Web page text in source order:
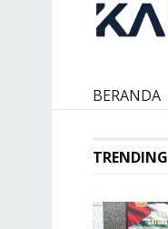
BERANDA
TRENDING